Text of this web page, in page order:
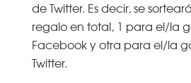
de Twitter. Es decir, se
regalo en total, 1 para el/la
Facebook y otra para el/la
Twitter.